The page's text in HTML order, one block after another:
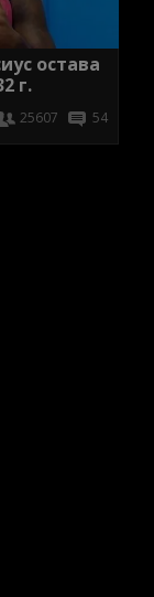
остава
г.
25607 54